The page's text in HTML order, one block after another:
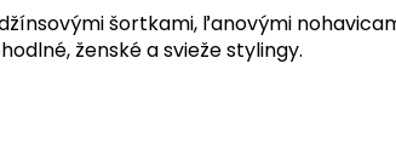
šortkami, ľanovými
ženské a svieže stylingy.